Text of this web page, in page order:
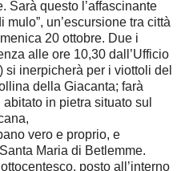
Sarà questo l’affascinante
un’escursione tra città
20 ottobre. Due i
alle ore 10,30 dall’Ufficio
inerpicherà per i viottoli del
della Giacanta; farà
in pietra situato sul
vero e proprio, e
Maria di Betlemme.
posto all’interno